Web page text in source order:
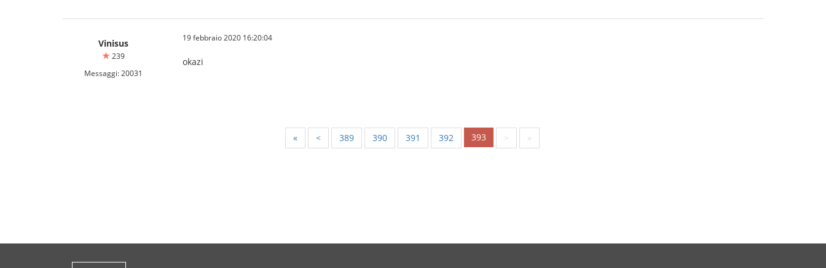
Vinisus
239
Messaggi: 20031
19 febbraio 2020 16:20:04
okazi
« < 389 390 391 392 393 > »